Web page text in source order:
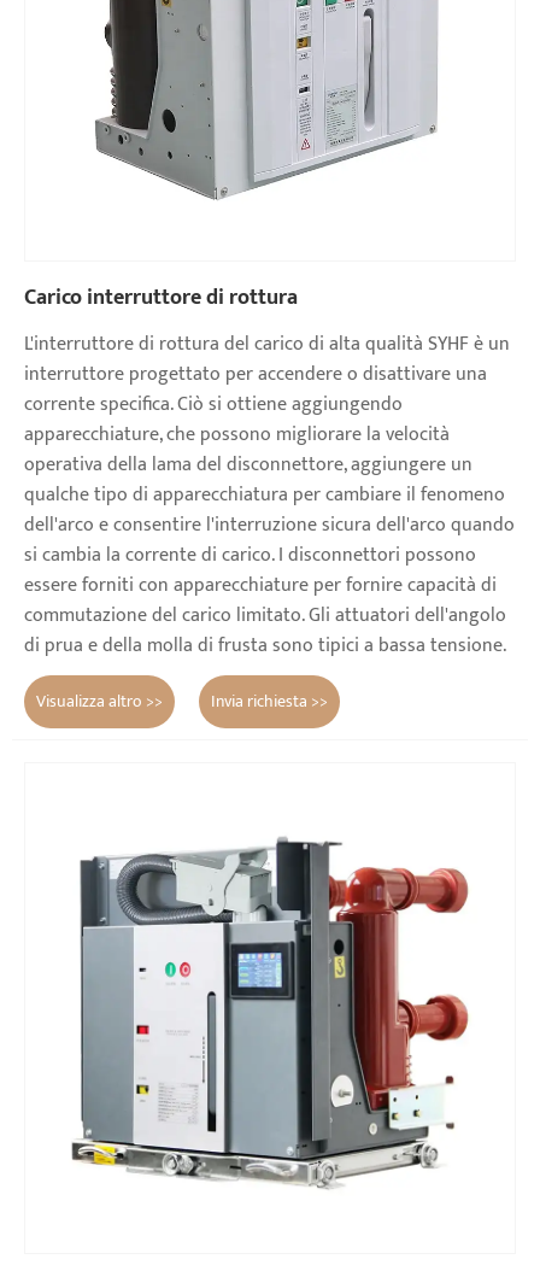
Carico interruttore di rottura
L'interruttore di rottura del carico di alta qualità SYHF è un
interruttore progettato per accendere o disattivare una
corrente specifica. Ciò si ottiene aggiungendo
apparecchiature, che possono migliorare la velocità
operativa della lama del disconnettore, aggiungere un
qualche tipo di apparecchiatura per cambiare il fenomeno
dell'arco e consentire l'interruzione sicura dell'arco quando
si cambia la corrente di carico. I disconnettori possono
essere forniti con apparecchiature per fornire capacità di
commutazione del carico limitato. Gli attuatori dell'angolo
di prua e della molla di frusta sono tipici a bassa tensione.
Visualizza altro >> Invia richiesta >>